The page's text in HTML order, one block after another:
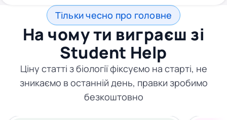
Тільки чесно про головне
На чому ти виграєш зі
Student Help
Ціну статті з біології фіксуємо на старті, не
зникаємо в останній день, правки зробимо
безкоштовно